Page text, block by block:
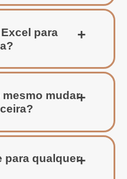
para
mudar
para qualquer